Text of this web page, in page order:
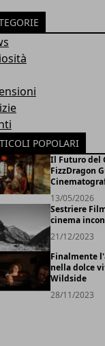
POPOLARI
Il Futuro del
FizzDragon
13/05/2026
Sestriere
cinema
21/12/2023
Finalmente
nella dolce
Wildside
28/11/2023